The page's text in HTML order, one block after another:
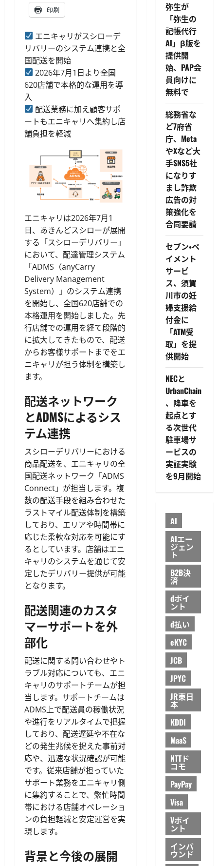
印刷
エニキャリがスシローデ
リバリーのシステム連携と全
国配送を開始
2026年7月1日より全国
620店舗で本格的な運用を導
入
配送業務に加え顧客サポ
ートもエニキャリへ集約し店
舗負担を軽減
エニキャリは2026年7月1
日、あきんどスシローが展開
する「スシローデリバリー」
において、配達管理システム
「ADMS（anyCarry
Delivery Management
System）」のシステム連携
を開始し、全国620店舗での
本格運用を開始しました。先
行店舗での運用を経て段階的
に拡大してきたもので、配送
からお客様サポートまでをエ
ニキャリが担う体制を構築し
ます。
配送ネットワーク
とADMSによるシス
テム連携
スシローデリバリーにおける
商品配送を、エニキャリの全
国配送ネットワーク「ADMS
Connect」が担当します。複
数の配送手段を組み合わせた
ラストマイル配送体制を構築
しており、エリアや時間帯に
応じた柔軟な対応を可能にす
るとしています。店舗はエニ
キャリのシステムを通じて安
定したデリバリー提供が可能
となります。
配送関連のカスタ
マーサポートを外
部化
配送に関する問い合わせやト
ラブル対応についても、エニ
キャリのサポートチームが担
当します。サポートチームは
ADMS上で配送員の稼働状況
や進行をリアルタイムで把握
しており、配送遅延や不在な
どの発生兆候を捉えた事前対
応や、迅速な状況確認が可能
です。従来店舗が担っていた
サポート業務をエニキャリ側
に集約することで、繁忙時間
帯における店舗オペレーショ
ンの負担軽減と安定運営を実
現します。
背景と今後の展開
弥生が
「弥生の
記帳代行
AI」β版を
提供開
始、PAP会
員向けに
無料で
総務省な
ど7府省
庁、Meta
やXなど大
手SNS5社
になりす
まし詐欺
広告の対
策強化を
合同要請
セブン・ペ
イメント
サービ
ス、須賀
川市の妊
婦支援給
付金に
「ATM受
取」を提
供開始
NECと
UrbanChain
、降車を
起点とす
る次世代
駐車場サ
ービスの
実証実験
を9月開始
AI
AIエー
ジェン
ト
B2B決
済
dポイ
ント
d払い
eKYC
JCB
JPYC
JR東日
本
KDDI
MaaS
NTTド
コモ
PayPay
Visa
Vポイ
ント
インバ
ウンド